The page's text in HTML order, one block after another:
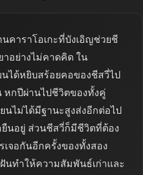
คาราโอเกะที่บังเอิญช่วยชี
าอย่างไม่คาดคิด ใน
ได้หยิบสร้อยคอของชีสวี่ไป
หกปีผ่านไปชีวิตของทั้งคู่
นไม่ได้มีฐานะสูงส่งอีกต่อไป
ยืนอยู่ ส่วนชีสวี่ก็มีชีวิตที่ต้อง
เจอกันอีกครั้งของทั้งสอง
ทำให้ความสัมพันธ์เก่าและ